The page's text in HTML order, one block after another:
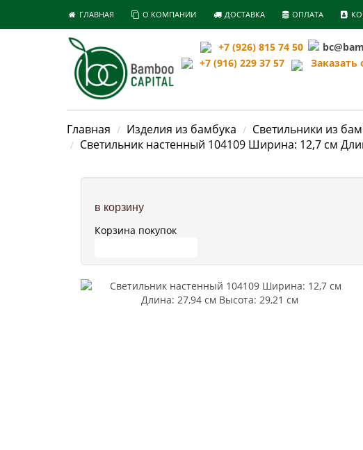
ГЛАВНАЯ О КОМПАНИИ ДОСТАВКА ОПЛАТА
+7 (926) 815 74 50
+7 (916) 229 37 57
Заказать
Главная Изделия из бамбука Светильники из
Светильник настенный 104109 Ширина: 12,7 см
в корзину
Корзина покупок